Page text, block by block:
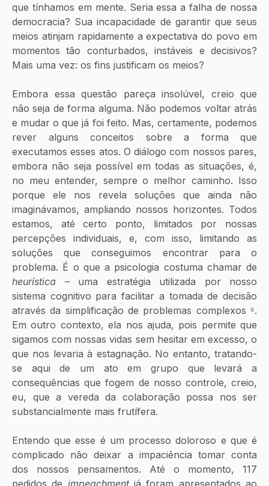
que tínhamos em mente. Seria essa a falha de nossa
democracia? Sua incapacidade de garantir que seus
meios atinjam rapidamente a expectativa do povo em
momentos tão conturbados, instáveis e decisivos?
Mais uma vez: os fins justificam os meios?
Embora essa questão pareça insolúvel, creio que
não seja de forma alguma. Não podemos voltar atrás
e mudar o que já foi feito. Mas, certamente, podemos
rever alguns conceitos sobre a forma que
executamos esses atos. O diálogo com nossos pares,
embora não seja possível em todas as situações, é,
no meu entender, sempre o melhor caminho. Isso
porque ele nos revela soluções que ainda não
imaginávamos, ampliando nossos horizontes. Todos
estamos, até certo ponto, limitados por nossas
percepções individuais, e, com isso, limitando as
soluções que conseguimos encontrar para o
heurística – uma estratégia utilizada por nosso
sistema cognitivo para facilitar a tomada de decisão
através da simplificação de problemas complexos ⁵.
Em outro contexto, ela nos ajuda, pois permite que
sigamos com nossas vidas sem hesitar em excesso, o
que nos levaria à estagnação. No entanto, tratando-
se aqui de um ato em grupo que levará a
consequências que fogem de nosso controle, creio,
eu, que a vereda da colaboração possa nos ser
substancialmente mais frutífera.
Entendo que esse é um processo doloroso e que é
complicado não deixar a impaciência tomar conta
dos nossos pensamentos. Até o momento, 117